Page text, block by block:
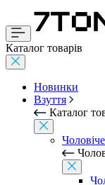
Каталог товарів
Новинки
Взуття
Каталог